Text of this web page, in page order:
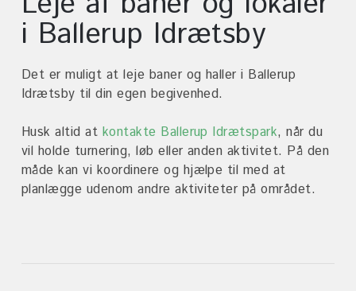
i Ballerup Idrætsby
Det er muligt at leje baner og haller i Ballerup
Idrætsby til din egen begivenhed.
Husk altid at kontakte Ballerup Idrætspark, når du
vil holde turnering, løb eller anden aktivitet. På den
måde kan vi koordinere og hjælpe til med at
planlægge udenom andre aktiviteter på området.
Fordeling af tider - Fodbold
East Kilbride Badet
Ballerup Atletik Stadion
Petanquebaner
Tapeten
Lokaler og klubfaciliteter
Cykelcrossbane
Find vej
Takster - prisoversigt
Er noget i stykker?
Kontakt
om Måløv Idrætspark
Foreninger og hold i Måløv
Udviklingsplan for Måløv